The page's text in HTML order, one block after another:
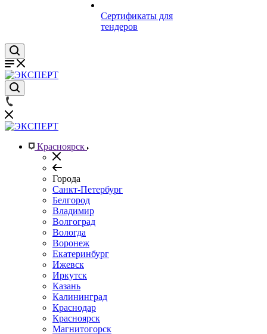
Сертификаты для
тендеров
Красноярск
Города
Санкт-Петербург
Белгород
Владимир
Волгоград
Вологда
Воронеж
Екатеринбург
Ижевск
Иркутск
Казань
Калининград
Краснодар
Красноярск
Магнитогорск